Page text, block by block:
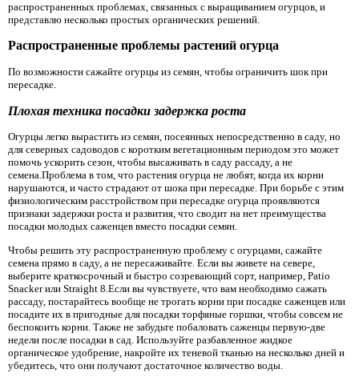
распространенных проблемах, связанных с выращиванием огурцов, и
представлю несколько простых органических решений.
Распространенные проблемы растений огурца
По возможности сажайте огурцы из семян, чтобы ограничить шок при
пересадке.
Плохая техника посадки задержка роста
Огурцы легко вырастить из семян, посеянных непосредственно в саду, но
для северных садоводов с коротким вегетационным периодом это может
помочь ускорить сезон, чтобы высаживать в саду рассаду, а не
семена.Проблема в том, что растения огурца не любят, когда их корни
нарушаются, и часто страдают от шока при пересадке. При борьбе с этим
физиологическим расстройством при пересадке огурца проявляются
признаки задержки роста и развития, что сводит на нет преимущества
посадки молодых саженцев вместо посадки семян.
Чтобы решить эту распространенную проблему с огурцами, сажайте
семена прямо в саду, а не пересаживайте. Если вы живете на севере,
выберите краткосрочный и быстро созревающий сорт, например, Patio
Snacker или Straight 8.Если вы чувствуете, что вам необходимо сажать
рассаду, постарайтесь вообще не трогать корни при посадке саженцев или
посадите их в пригодные для посадки торфяные горшки, чтобы совсем не
беспокоить корни. Также не забудьте побаловать саженцы первую-две
недели после посадки в сад. Используйте разбавленное жидкое
органическое удобрение, накройте их теневой тканью на несколько дней и
убедитесь, что они получают достаточное количество воды.